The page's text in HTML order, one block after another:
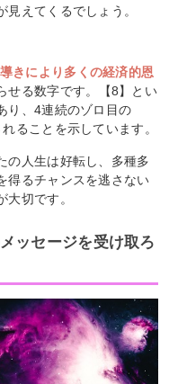
えてくるでしょう。
きにより多くの経済的恩
せる数字です。【8】とい
り、4連続のゾロ目の
ることを示しています。
の人生は好転し、多種多
得るチャンスを逃さない
切です。
ッセージを受け取ろ